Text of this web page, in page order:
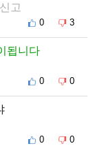
신고
0 3
됩니다
0 0
0 0